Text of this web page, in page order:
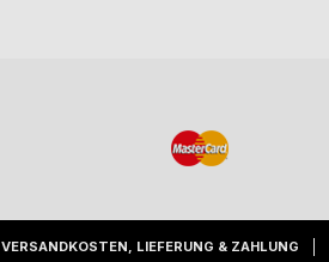
VERSANDKOSTEN, LIEFERUNG & ZAHLUNG